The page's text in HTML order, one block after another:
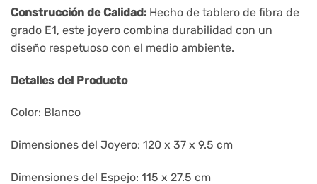
Construcción de Calidad: Hecho de tablero de fibra de
grado E1, este joyero combina durabilidad con un
diseño respetuoso con el medio ambiente.
Detalles del Producto
Color: Blanco
Dimensiones del Joyero: 120 x 37 x 9.5 cm
Dimensiones del Espejo: 115 x 27.5 cm